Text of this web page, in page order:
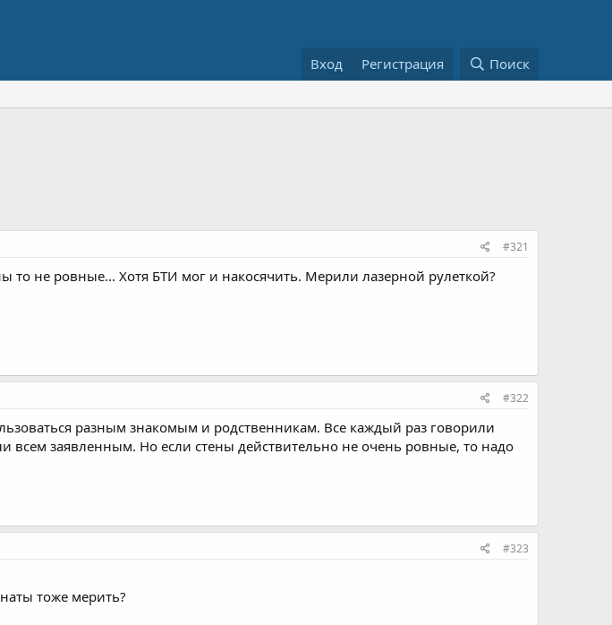
Вход Регистрация Поиск
#321
то не ровные... Хотя БТИ мог и накосячить. Мерили лазерной рулеткой?
#322
разным знакомым и родственникам. Все каждый раз говорили
всем заявленным. Но если стены действительно не очень ровные, то надо
#323
тоже мерить?